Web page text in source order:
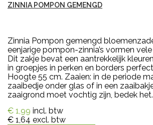
ZINNIA POMPON GEMENGD
Zinnia Pompon gemengd
eenjarige pompon-zinnia’s vormen
Dit zakje bevat een aantrekkelijk
in groepjes in perken en borders
Hoogte 55 cm. Zaaien: in de periode
zaaibedje onder glas of in een
zaaigrond moet vochtig zijn, bedek
€ 1,99 incl. btw
€ 1,64 excl. btw